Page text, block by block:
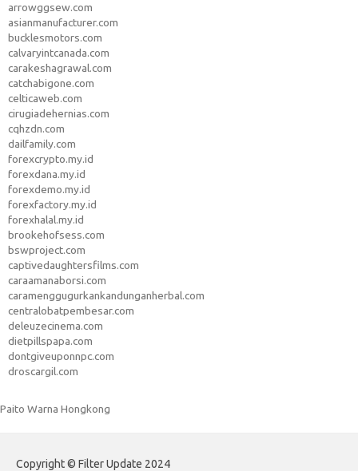
arrowggsew.com
asianmanufacturer.com
bucklesmotors.com
calvaryintcanada.com
carakeshagrawal.com
catchabigone.com
celticaweb.com
cirugiadehernias.com
cqhzdn.com
dailfamily.com
forexcrypto.my.id
forexdana.my.id
forexdemo.my.id
forexfactory.my.id
forexhalal.my.id
brookehofsess.com
bswproject.com
captivedaughtersfilms.com
caraamanaborsi.com
caramenggugurkankandunganherbal.com
centralobatpembesar.com
deleuzecinema.com
dietpillspapa.com
dontgiveuponnpc.com
droscargil.com
Paito Warna Hongkong
Copyright © Filter Update 2024